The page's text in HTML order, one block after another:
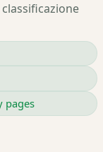
pages